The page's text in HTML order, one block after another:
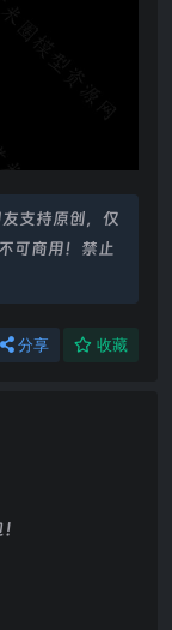
支持原创，仅
可商用！禁止
分享 收藏